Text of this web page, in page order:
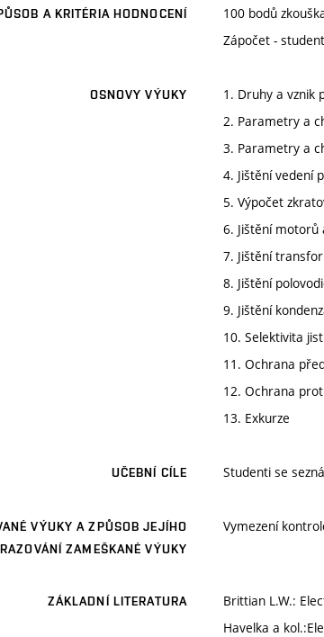
A KRITÉRIA HODNOCENÍ
100 bodů
Zápočet -
OSNOVY VÝUKY
1. Druhy a vznik
2. Parametry a
3. Parametry a
4. Jištění vedení
5. Výpočet
6. Jištění
7. Jištění
8. Jištění
9. Jištění
10. Selektivita
11. Ochrana
12. Ochrana
13. Exkurze
UČEBNÍ CÍLE Studenti se
VÝUKY A ZPŮSOB JEJÍHO
ZAMEŠKANÉ VÝUKY
Vymezení
ZÁKLADNÍ LITERATURA
Brittian L.W.:
Havelka a